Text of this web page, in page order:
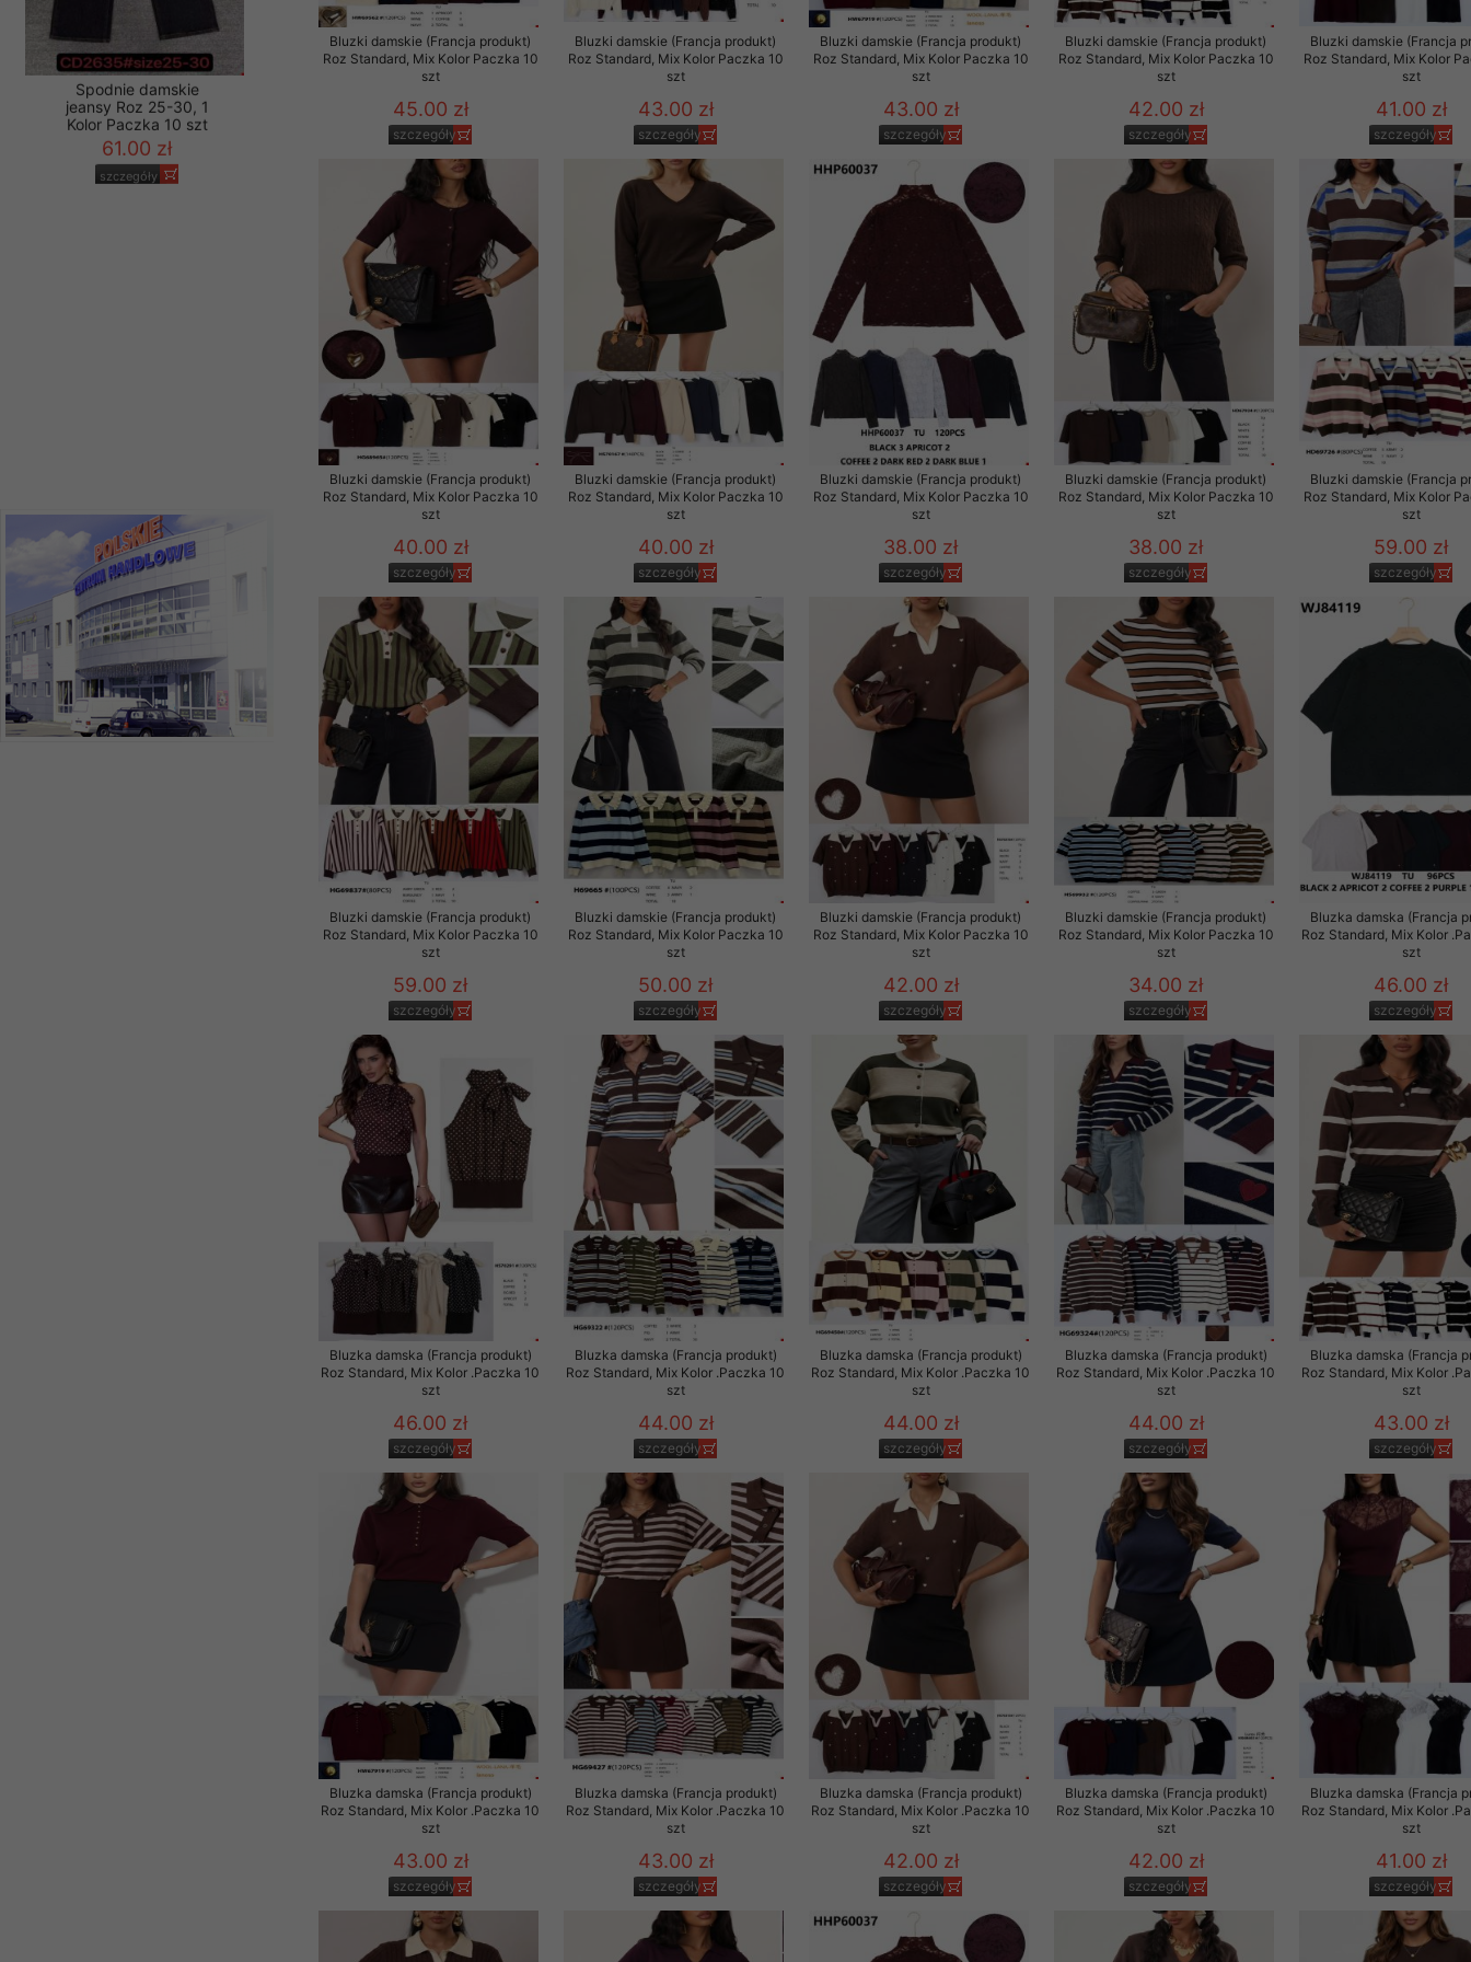
Spodnie damskie
jeansy Roz 25-30, 1
Bluzki damskie (Francja produkt)
Roz Standard, Mix Kolor Paczka 10
szt
45.00 zł
szczegóły
Bluzki damskie (Francja produkt)
Roz Standard, Mix Kolor Paczka 10
szt
43.00 zł
szczegóły
Bluzki damskie (Francja produkt)
Roz Standard, Mix Kolor Paczka 10
szt
43.00 zł
szczegóły
Bluzki damskie (Francja produkt)
Roz Standard, Mix Kolor Paczka 10
szt
42.00 zł
szczegóły
Bluzki damskie (Francja
Roz Standard, Mix Kolor
szt
41.00 zł
szczegóły
Bluzki damskie (Francja produkt)
Roz Standard, Mix Kolor Paczka 10
szt
40.00 zł
szczegóły
Bluzki damskie (Francja produkt)
Roz Standard, Mix Kolor Paczka 10
szt
40.00 zł
szczegóły
Bluzki damskie (Francja produkt)
Roz Standard, Mix Kolor Paczka 10
szt
38.00 zł
szczegóły
Bluzki damskie (Francja produkt)
Roz Standard, Mix Kolor Paczka 10
szt
38.00 zł
szczegóły
Bluzki damskie (Francja
Roz Standard, Mix Kolor
szt
59.00 zł
szczegóły
Bluzki damskie (Francja produkt)
Roz Standard, Mix Kolor Paczka 10
szt
59.00 zł
szczegóły
Bluzki damskie (Francja produkt)
Roz Standard, Mix Kolor Paczka 10
szt
50.00 zł
szczegóły
Bluzki damskie (Francja produkt)
Roz Standard, Mix Kolor Paczka 10
szt
42.00 zł
szczegóły
Bluzki damskie (Francja produkt)
Roz Standard, Mix Kolor Paczka 10
szt
34.00 zł
szczegóły
Bluzka damska (Francja
Roz Standard, Mix Kolor
szt
46.00 zł
szczegóły
Bluzka damska (Francja produkt)
Roz Standard, Mix Kolor .Paczka 10
szt
46.00 zł
szczegóły
Bluzka damska (Francja produkt)
Roz Standard, Mix Kolor .Paczka 10
szt
44.00 zł
szczegóły
Bluzka damska (Francja produkt)
Roz Standard, Mix Kolor .Paczka 10
szt
44.00 zł
szczegóły
Bluzka damska (Francja produkt)
Roz Standard, Mix Kolor .Paczka 10
szt
44.00 zł
szczegóły
Bluzka damska (Francja
Roz Standard, Mix Kolor
szt
43.00 zł
szczegóły
Bluzka damska (Francja produkt)
Roz Standard, Mix Kolor .Paczka 10
szt
43.00 zł
szczegóły
Bluzka damska (Francja produkt)
Roz Standard, Mix Kolor .Paczka 10
szt
43.00 zł
szczegóły
Bluzka damska (Francja produkt)
Roz Standard, Mix Kolor .Paczka 10
szt
42.00 zł
szczegóły
Bluzka damska (Francja produkt)
Roz Standard, Mix Kolor .Paczka 10
szt
42.00 zł
szczegóły
Bluzka damska (Francja
Roz Standard, Mix Kolor
szt
41.00 zł
szczegóły
Materiały reklamowo - promocyjne wysyłamy Klientom jedynie wówczas, gdy wyrazili na to zgodę. Dotyczy to w
szczególności newslettera wysyłanego Klientowi, jeżeli potwierdzi wyraźnie wskazanego przez nas linka
zawierającego akceptację na otrzymywanie newslettera o aktualnych promocjach, rabatach i nowościach w
Wszelkie pytania, wnioski i sugestie odnoszące się do ochrony Państwa prywatności, w szczególności danych
osobowych prosimy zgłaszać na email